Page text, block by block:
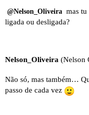
@Nelson_Oliveira mas tu
ligada ou desligada?
Nelson_Oliveira (Nelson
Não só, mas também…
passo de cada vez